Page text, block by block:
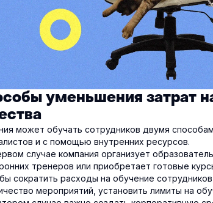
уменьшения затрат
может обучать сотрудников двумя
и с помощью внутренних ресурсов.
случае компания организует
тренеров или приобретает готовые
сократить расходы на обучение
мероприятий, установить лимиты на